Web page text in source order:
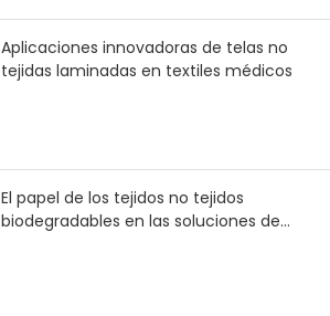
Aplicaciones innovadoras de telas no
tejidas laminadas en textiles médicos
El papel de los tejidos no tejidos
biodegradables en las soluciones de